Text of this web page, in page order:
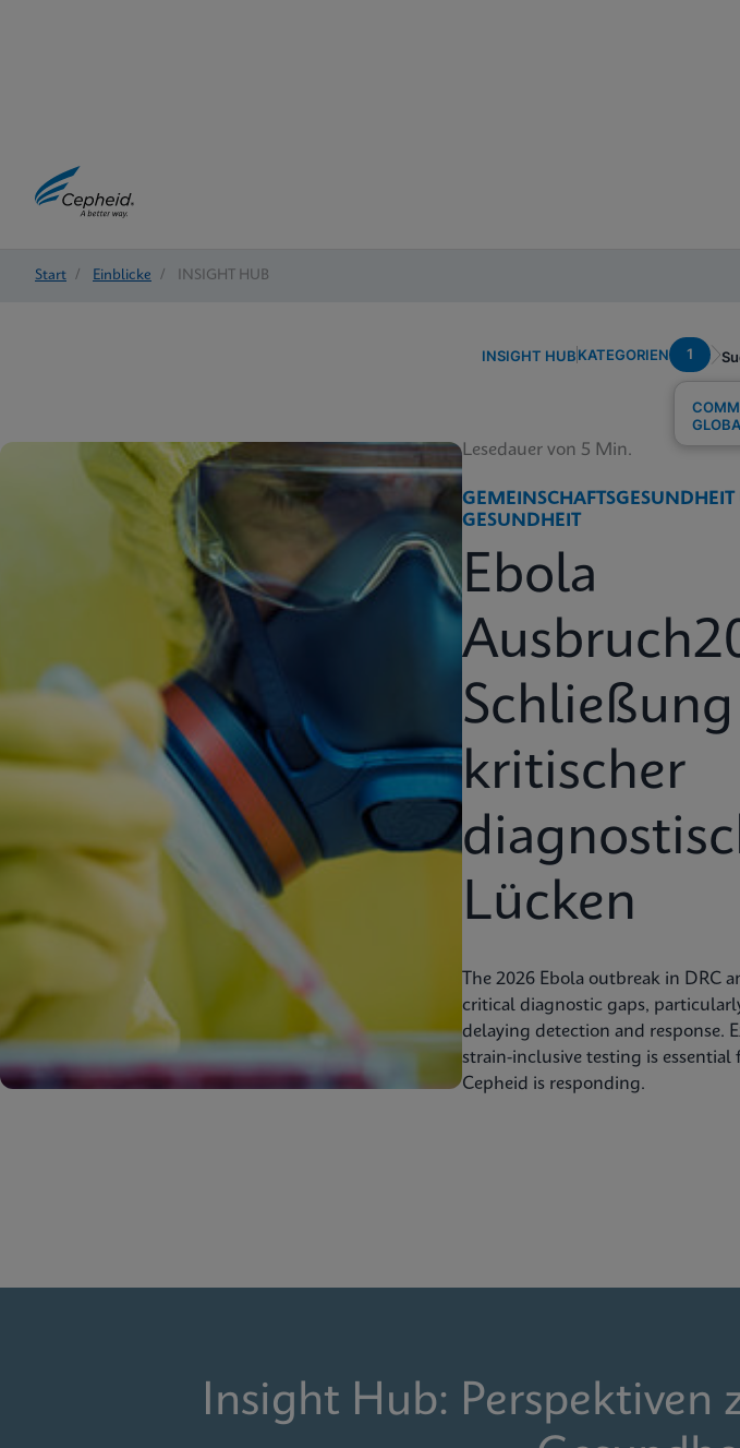
Start / Einblicke / INSIGHT HUB
INSIGHT HUBKATEGORIEN 1
Lesedauer von 5 Min.
GESUNDHEIT
Ebola
Schließung
kritischer
Lücken
The 2026 Ebola outbreak in DRC
critical diagnostic gaps,
delaying detection and response.
strain-inclusive testing is
Cepheid is responding.
Insight Hub: